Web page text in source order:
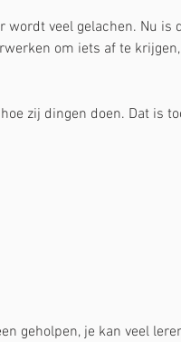
wordt veel gelachen. Nu
om iets af te
zij dingen doen. Dat is
geholpen, je kan veel